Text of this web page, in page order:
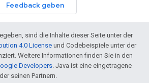
Feedback geben
sind die Inhalte dieser Seite unter der
4.0 License und Codebeispiele unter der
Weitere Informationen finden Sie in den
Developers. Java ist eine eingetragene
seinen Partnern.